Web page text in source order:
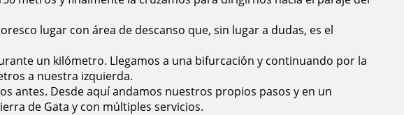
lugar con área de descanso que, sin lugar a dudas, es el
un kilómetro. Llegamos a una bifurcación y continuando por la
a nuestra izquierda.
antes. Desde aquí andamos nuestros propios pasos y en un
de Gata y con múltiples servicios.